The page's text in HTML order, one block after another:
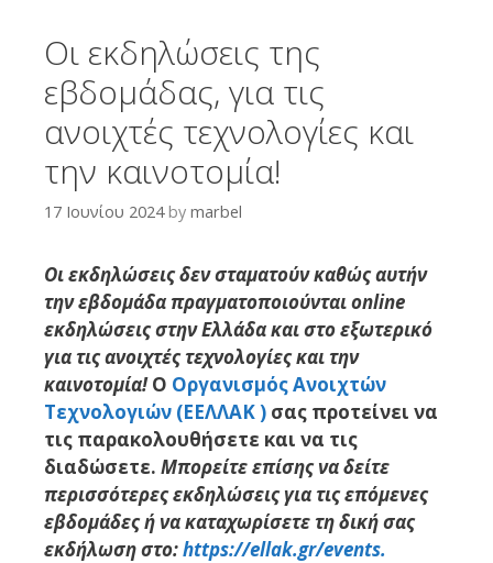
Οι εκδηλώσεις της
εβδομάδας, για τις
ανοιχτές τεχνολογίες και
την καινοτομία!
17 Ιουνίου 2024 by marbel
Οι εκδηλώσεις δεν σταματούν καθώς αυτήν
την εβδομάδα πραγματοποιούνται online
εκδηλώσεις στην Ελλάδα και στο εξωτερικό
για τις ανοιχτές τεχνολογίες και την
καινοτομία!Ο Οργανισμός Ανοιχτών
Τεχνολογιών (ΕΕΛΛΑΚ ) σας προτείνει να
τις παρακολουθήσετε και να τις
διαδώσετε. Μπορείτε επίσης να δείτε
περισσότερες εκδηλώσεις για τις επόμενες
εβδομάδες ή να καταχωρίσετε τη δική σας
εκδήλωση στο:https://ellak.gr/events.